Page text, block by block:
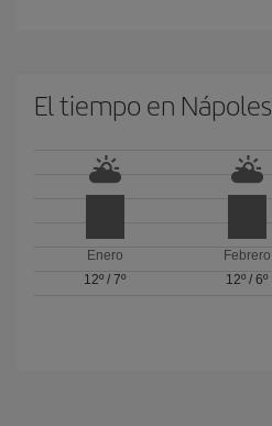
El tiempo en Nápoles
Enero
12º /7º
Febrero
12º / 6º